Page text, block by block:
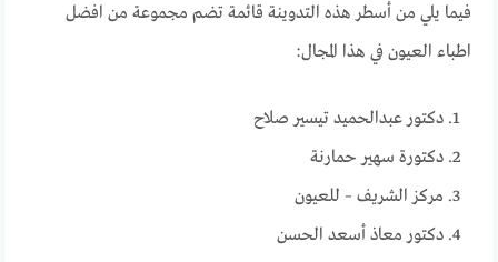
فيما يلي من أسطر هذه التدوينة قائمة تضم مجموعة من افضل
اطباء العيون في هذا المجال:
دكتور عبدالحميد تيسير صلاح
دكتورة سهير حمارنة
مركز الشريف – للعيون
دكتور معاذ أسعد الحسن